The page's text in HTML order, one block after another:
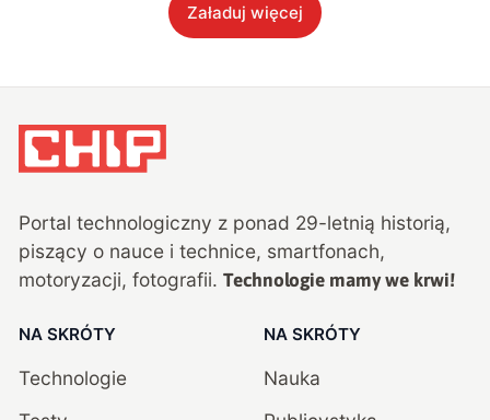
Załaduj więcej
Portal technologiczny z ponad 29-letnią historią,
piszący o nauce i technice, smartfonach,
motoryzacji, fotografii. Technologie mamy we krwi!
NA SKRÓTY
Technologie
NA SKRÓTY
Nauka